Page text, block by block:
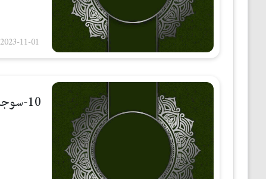
2023-11-01
10-سوجدەی شوكر